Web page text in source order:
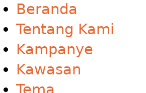
Beranda
Tentang Kami
Kampanye
Kawasan